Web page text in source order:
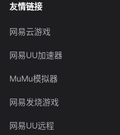
友情链接
网易云游戏
网易UU加速器
MuMu模拟器
网易发烧游戏
网易UU远程